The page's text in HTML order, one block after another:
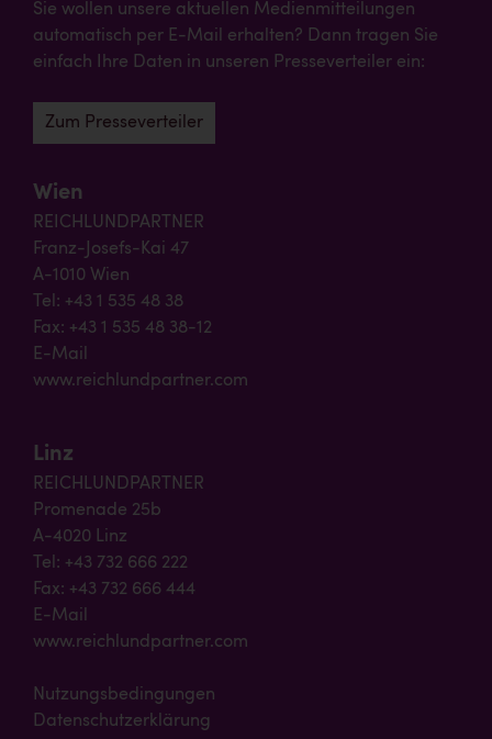
Sie wollen unsere aktuellen Medienmitteilungen
automatisch per E-Mail erhalten? Dann tragen Sie
einfach Ihre Daten in unseren Presseverteiler ein:
Zum Presseverteiler
Wien
REICHLUNDPARTNER
Franz-Josefs-Kai 47
A-1010 Wien
Tel: +43 1 535 48 38
Fax: +43 1 535 48 38-12
E-Mail
www.reichlundpartner.com
Linz
REICHLUNDPARTNER
Promenade 25b
A-4020 Linz
Tel: +43 732 666 222
Fax: +43 732 666 444
E-Mail
www.reichlundpartner.com
Nutzungsbedingungen
Datenschutzerklärung